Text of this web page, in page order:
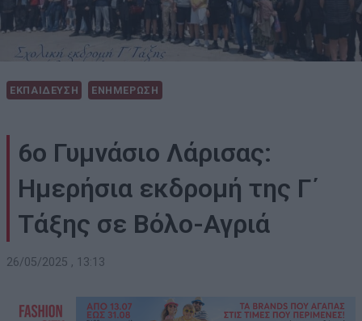
ΕΚΠΑΙΔΕΥΣΗ ΕΝΗΜΕΡΩΣΗ
6ο Γυμνάσιο Λάρισας:
Ημερήσια εκδρομή της Γ΄
Τάξης σε Βόλο-Αγριά
26/05/2025 , 13:13